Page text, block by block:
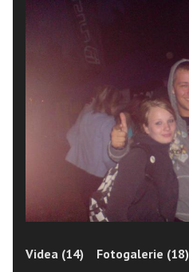
Videa (14) Fotogalerie (18)